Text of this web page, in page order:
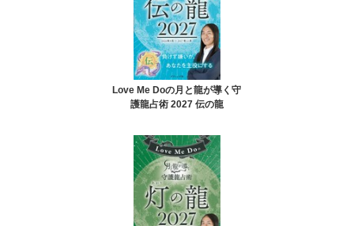
Love Me Doの月と龍が導く守
護龍占術 2027 伝の龍